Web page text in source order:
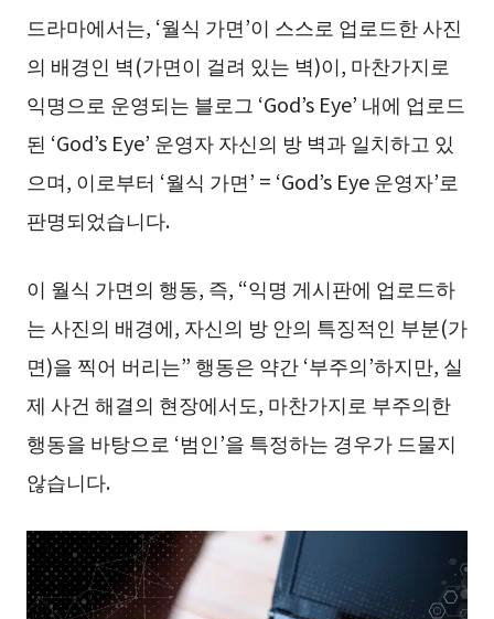
드라마에서는, ‘월식 가면’이 스스로 업로드한 사진
의 배경인 벽(가면이 걸려 있는 벽)이, 마찬가지로
익명으로 운영되는 블로그 ‘God’s Eye’ 내에 업로드
된 ‘God’s Eye’ 운영자 자신의 방 벽과 일치하고 있
으며, 이로부터 ‘월식 가면’ = ‘God’s Eye 운영자’로
판명되었습니다.
이 월식 가면의 행동, 즉, “익명 게시판에 업로드하
는 사진의 배경에, 자신의 방 안의 특징적인 부분(가
면)을 찍어 버리는” 행동은 약간 ‘부주의’하지만, 실
제 사건 해결의 현장에서도, 마찬가지로 부주의한
행동을 바탕으로 ‘범인’을 특정하는 경우가 드물지
않습니다.